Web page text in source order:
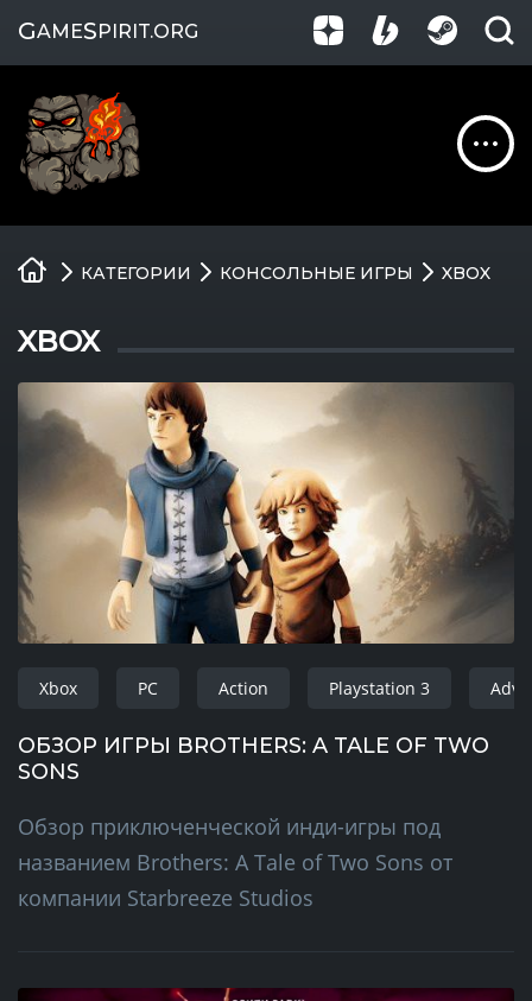
GAMESPIRIT.ORG
Игры
Компании
КАТЕГОРИИ КОНСОЛЬНЫЕ ИГРЫ XBOX
XBOX
Xbox PC Action Playstation 3
ОБЗОР ИГРЫ BROTHERS: A TALE OF TWO
SONS
Обзор приключенческой инди-игры под
названием Brothers: A Tale of Two Sons от
компании Starbreeze Studios